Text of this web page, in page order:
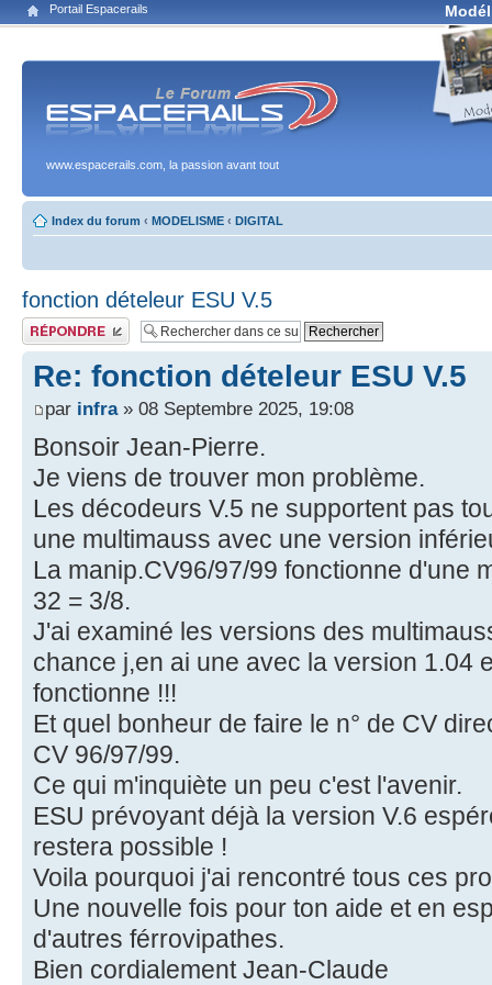
Portail Espacerails
www.espacerails.com, la passion avant tout
Index du forum ‹ MODELISME ‹ DIGITAL
fonction dételeur ESU V.5
Publier une réponse
Re: fonction dételeur ESU V.5
par infra» 08 Septembre 2025, 19:08
Bonsoir Jean-Pierre.
Je viens de trouver mon problème.
Les décodeurs V.5 ne supportent pas
une multimauss avec une version
La manip.CV96/97/99 fonctionne d'une
32 = 3/8.
J'ai examiné les versions des
chance j,en ai une avec la version 1.04
fonctionne !!!
Et quel bonheur de faire le n° de CV
CV 96/97/99.
Ce qui m'inquiète un peu c'est l'avenir.
ESU prévoyant déjà la version V.6
restera possible !
Voila pourquoi j'ai rencontré tous ces
Une nouvelle fois pour ton aide et en
d'autres férrovipathes.
Bien cordialement Jean-Claude